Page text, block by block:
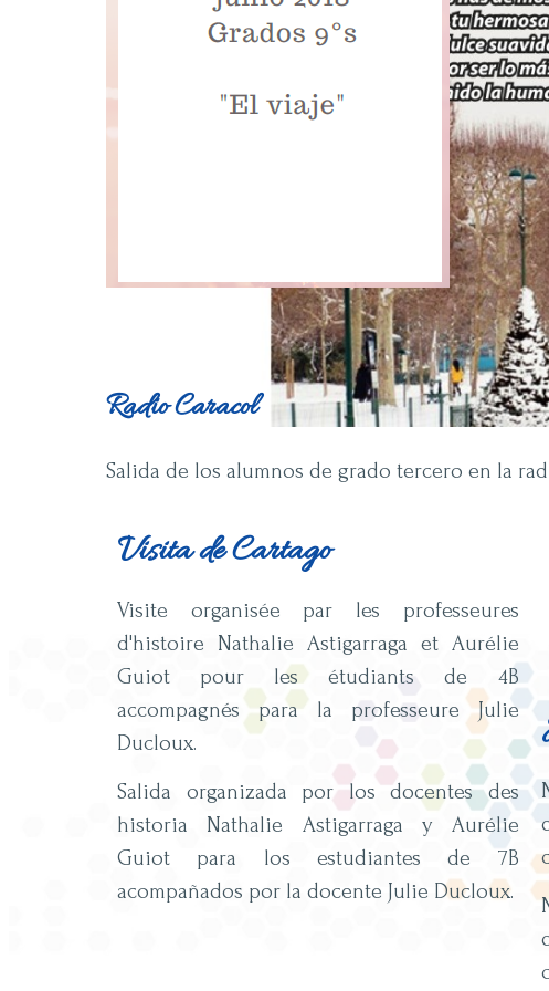
Anterior
Siguiente
Radio Caracol
Salida de los alumnos de grado tercero en la
Visita de Cartago
Visite organisée par les professeures
d'histoire Nathalie Astigarraga et Aurélie
Guiot pour les étudiants de 4B
accompagnés para la professeure Julie
Ducloux.
Salida organizada por los docentes des
historia Nathalie Astigarraga y Aurélie
Guiot para los estudiantes de 7B
acompañados por la docente Julie Ducloux.